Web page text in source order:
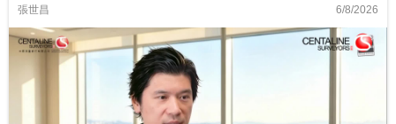
張世昌 6/8/2026